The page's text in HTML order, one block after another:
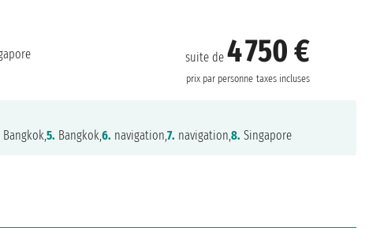
suite de4 750 €
prix par personne taxes incluses
Bangkok,5. Bangkok,6. navigation,7. navigation,8. Singapore